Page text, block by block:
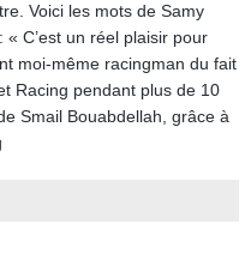
Voici les mots de Samy
C’est un réel plaisir pour
moi-même racingman du fait
Racing pendant plus de 10
Smail Bouabdellah, grâce à